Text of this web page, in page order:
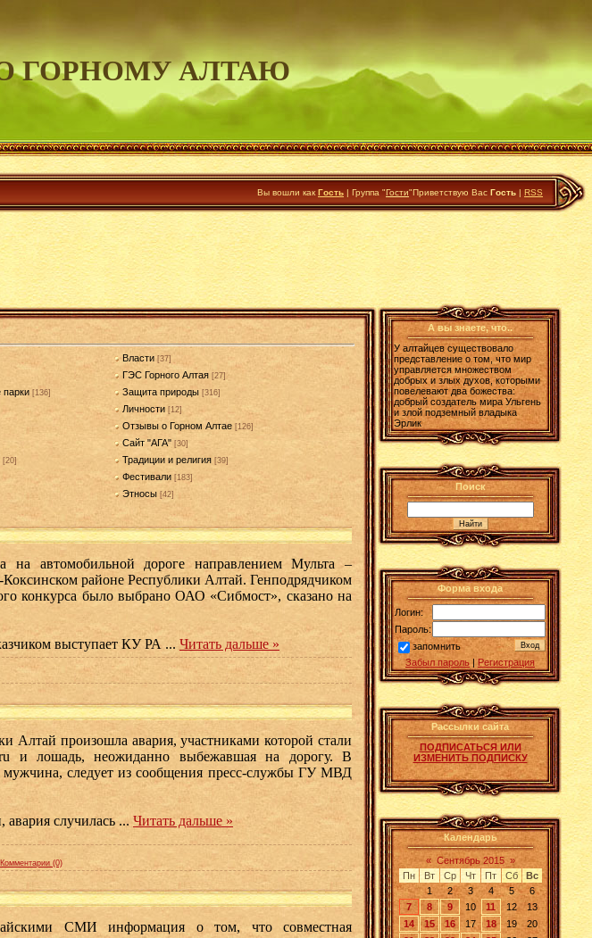
ГОРНОМУ АЛТАЮ
Вы вошли как Гость | Группа "Гости"Приветствую Вас Гость | RSS
Власти [37]
ГЭС Горного Алтая [27]
парки [136] Защита природы [316]
Личности [12]
Отзывы о Горном Алтае [126]
Сайт "АГА" [30]
[20] Традиции и религия [39]
Фестивали [183]
Этносы [42]
на автомобильной дороге направлением Мульта –
Коксинском районе Республики Алтай. Генподрядчиком
конкурса было выбрано ОАО «Сибмост», сказано на
выступает КУ РА ... Читать дальше »
Алтай произошла авария, участниками которой стали
и лошадь, неожиданно выбежавшая на дорогу. В
мужчина, следует из сообщения пресс-службы ГУ МВД
случилась ... Читать дальше »
Комментарии (0)
СМИ информация о том, что совместная
А вы знаете, что..
У алтайцев существовало
представление о том, что мир
управляется множеством
добрых и злых духов, которыми
повелевают два божества:
добрый создатель мира Ульгень
и злой подземный владыка
Эрлик
Поиск
Форма входа
Логин:
Пароль:
запомнить
Забыл пароль | Регистрация
Рассылки сайта
ПОДПИСАТЬСЯ ИЛИ
ИЗМЕНИТЬ ПОДПИСКУ
Календарь
« Сентябрь 2015 »
Пн
Вт Ср Чт Пт Сб
Вс
1
2 3 4 5
6
7
8 9 10 11 12
13
14
15 16 17 18 19
20